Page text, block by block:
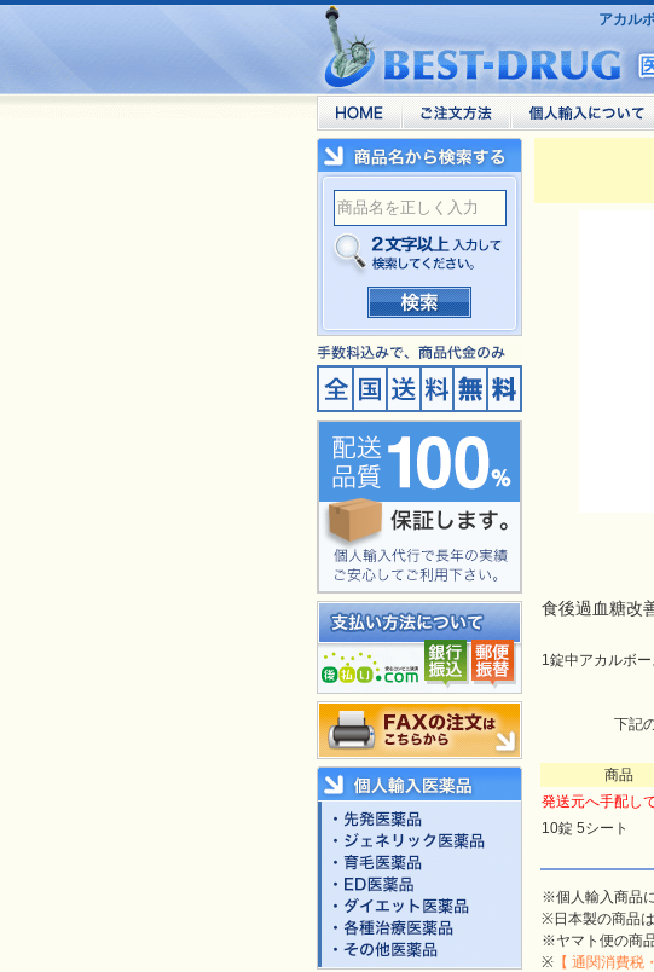
アカル
食後過血糖改
1錠中アカルボー
下記
商品
発送元へ手配し
10錠 5シート
※個人輸入商品
※日本製の商品
※ヤマト便の商
※ 【 通関消費税